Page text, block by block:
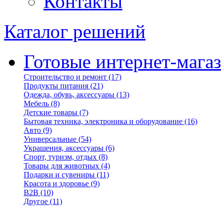
Каталог решений
Готовые интернет-
Строительство и ремонт (17)
Продукты питания (21)
Одежда, обувь, аксессуары (13)
Мебель (8)
Детские товары (7)
Бытовая техника, электроника и оборудование (16)
Авто (9)
Универсальные (54)
Украшения, аксессуары (6)
Спорт, туризм, отдых (8)
Товары для животных (4)
Подарки и сувениры (11)
Красота и здоровье (9)
B2B (10)
Другое (11)